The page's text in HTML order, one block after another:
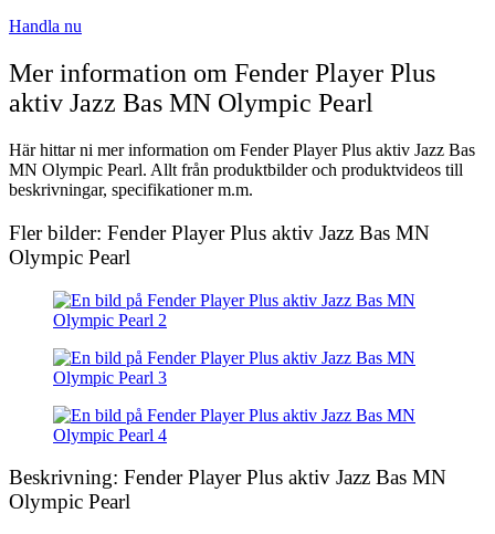
Handla nu
Mer information om Fender Player Plus
aktiv Jazz Bas MN Olympic Pearl
Här hittar ni mer information om Fender Player Plus aktiv Jazz Bas
MN Olympic Pearl. Allt från produktbilder och produktvideos till
beskrivningar, specifikationer m.m.
Fler bilder: Fender Player Plus aktiv Jazz Bas MN
Olympic Pearl
Beskrivning: Fender Player Plus aktiv Jazz Bas MN
Olympic Pearl